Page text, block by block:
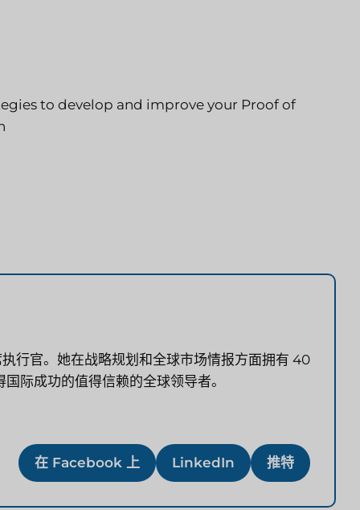
to develop and improve your Proof of
行官。她在战略规划和全球市场情报方面拥有 40
际成功的值得信赖的全球领导者。
在 Facebook 上 LinkedIn 推特